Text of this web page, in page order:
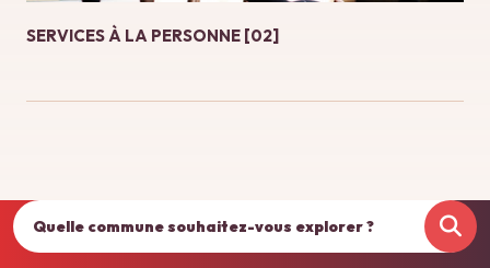
SERVICES À LA PERSONNE [02]